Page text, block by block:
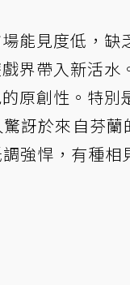
能見度低，缺
界帶入新活水
原創性。特別
訝於來自芬蘭
強悍，有種相